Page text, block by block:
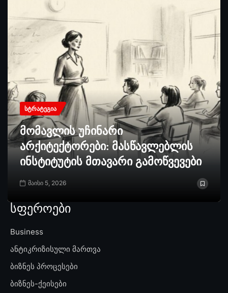
ᲡᲢᲠᲐᲢᲔᲒᲘᲐ
მომავლის უჩინარი
არქიტექტორები: მასწავლებლის
ინსტიტუტის მთავარი გამოწვევები
მაისი 5, 2026
სფეროები
Business
ანტიკრიზისული მართვა
ბიზნეს პროცესები
ბიზნეს-ქეისები